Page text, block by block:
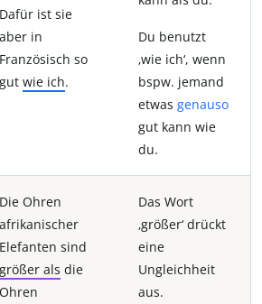
Dafür ist sie
aber in
Französisch so
gut wie ich.
Du benutzt
‚wie ich‘, wenn
bspw. jemand
etwas genauso
gut kann wie
du.
Die Ohren
afrikanischer
Elefanten sind
größer als die
Ohren
Das Wort
‚größer‘ drückt
eine
Ungleichheit
aus.